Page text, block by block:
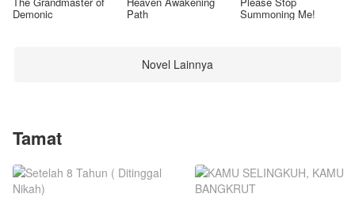
Demonic Path Summoning Me!
Novel Lainnya
Tamat